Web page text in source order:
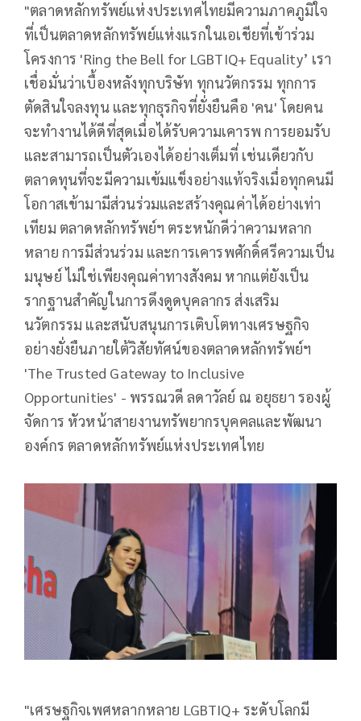
"ตลาดหลักทรัพย์แห่งประเทศไทยมีความภาคภูมิใจ
ที่เป็นตลาดหลักทรัพย์แห่งแรกในเอเชียที่เข้าร่วม
โครงการ 'Ring the Bell for LGBTIQ+ Equality’ เรา
เชื่อมั่นว่าเบื้องหลังทุกบริษัท ทุกนวัตกรรม ทุกการ
ตัดสินใจลงทุน และทุกธุรกิจที่ยั่งยืนคือ 'คน' โดยคน
จะทำงานได้ดีที่สุดเมื่อได้รับความเคารพ การยอมรับ
และสามารถเป็นตัวเองได้อย่างเต็มที่ เช่นเดียวกับ
ตลาดทุนที่จะมีความเข้มแข็งอย่างแท้จริงเมื่อทุกคนมี
โอกาสเข้ามามีส่วนร่วมและสร้างคุณค่าได้อย่างเท่า
เทียม ตลาดหลักทรัพย์ฯ ตระหนักดีว่าความหลาก
หลาย การมีส่วนร่วม และการเคารพศักดิ์ศรีความเป็น
มนุษย์ ไม่ใช่เพียงคุณค่าทางสังคม หากแต่ยังเป็น
รากฐานสำคัญในการดึงดูดบุคลากร ส่งเสริม
นวัตกรรม และสนับสนุนการเติบโตทางเศรษฐกิจ
อย่างยั่งยืนภายใต้วิสัยทัศน์ของตลาดหลักทรัพย์ฯ
'The Trusted Gateway to Inclusive
Opportunities' - พรรณวดี ลดาวัลย์ ณ อยุธยา รองผู้
จัดการ หัวหน้าสายงานทรัพยากรบุคคลและพัฒนา
องค์กร ตลาดหลักทรัพย์แห่งประเทศไทย
"เศรษฐกิจเพศหลากหลาย LGBTIQ+ ระดับโลกมี